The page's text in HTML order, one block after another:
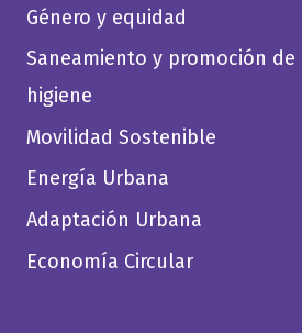
Género y equidad
Saneamiento y promoción
higiene
Movilidad Sostenible
Energía Urbana
Adaptación Urbana
Economía Circular